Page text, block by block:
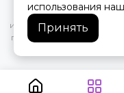
характеристик,
информационный
публичной офертой,
использования
Принять